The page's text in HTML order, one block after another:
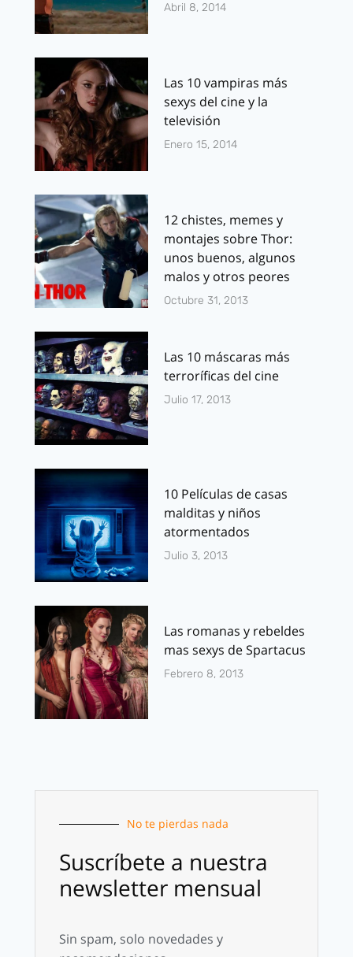
Abril 8, 2014
Las 10 vampiras más
sexys del cine y la
televisión
Enero 15, 2014
12 chistes, memes y
montajes sobre Thor:
unos buenos, algunos
malos y otros peores
Octubre 31, 2013
Las 10 máscaras más
terroríficas del cine
Julio 17, 2013
10 Películas de casas
malditas y niños
atormentados
Julio 3, 2013
Las romanas y rebeldes
mas sexys de Spartacus
Febrero 8, 2013
No te pierdas nada
Suscríbete a nuestra
newsletter mensual
Sin spam, solo novedades y